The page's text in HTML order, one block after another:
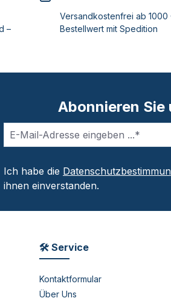
–
Versandkostenfrei ab 1000
Bestellwert mit Spedition
Abonnieren
Ich habe die
ihnen einverstanden.
🛠 Service
Kontaktformular
Über Uns